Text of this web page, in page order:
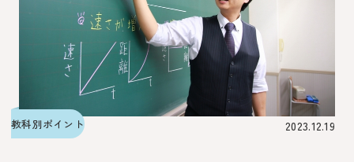
教科別ポイント 2023.12.19